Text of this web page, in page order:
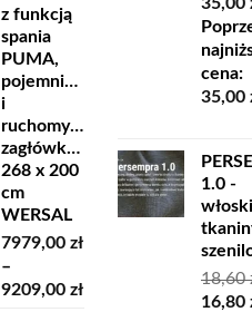
10229,00 zł
do
11819,00 zł
z funkcją
spania
PUMA,
pojemnikiem
i
ruchomymi
zagłówkami
268 x 200
cm
WERSAL
7979,00 zł
–
9209,00 złZakres
cena
45,00
cena:
35,00
1.0 -
18,60
16,80